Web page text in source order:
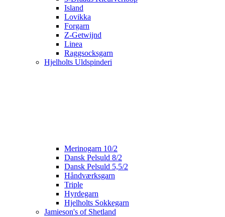
Island
Lovikka
Forgarn
Z-Getwijnd
Linea
Raggsocksgarn
Hjelholts Uldspinderi
Merinogarn 10/2
Dansk Pelsuld 8/2
Dansk Pelsuld 5,5/2
Håndværksgarn
Triple
Hyrdegarn
Hjelholts Sokkegarn
Jamieson's of Shetland